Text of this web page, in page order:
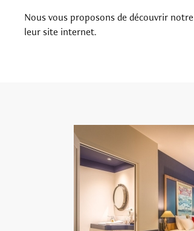
Nous vous proposons de découvrir notre
leur site internet.